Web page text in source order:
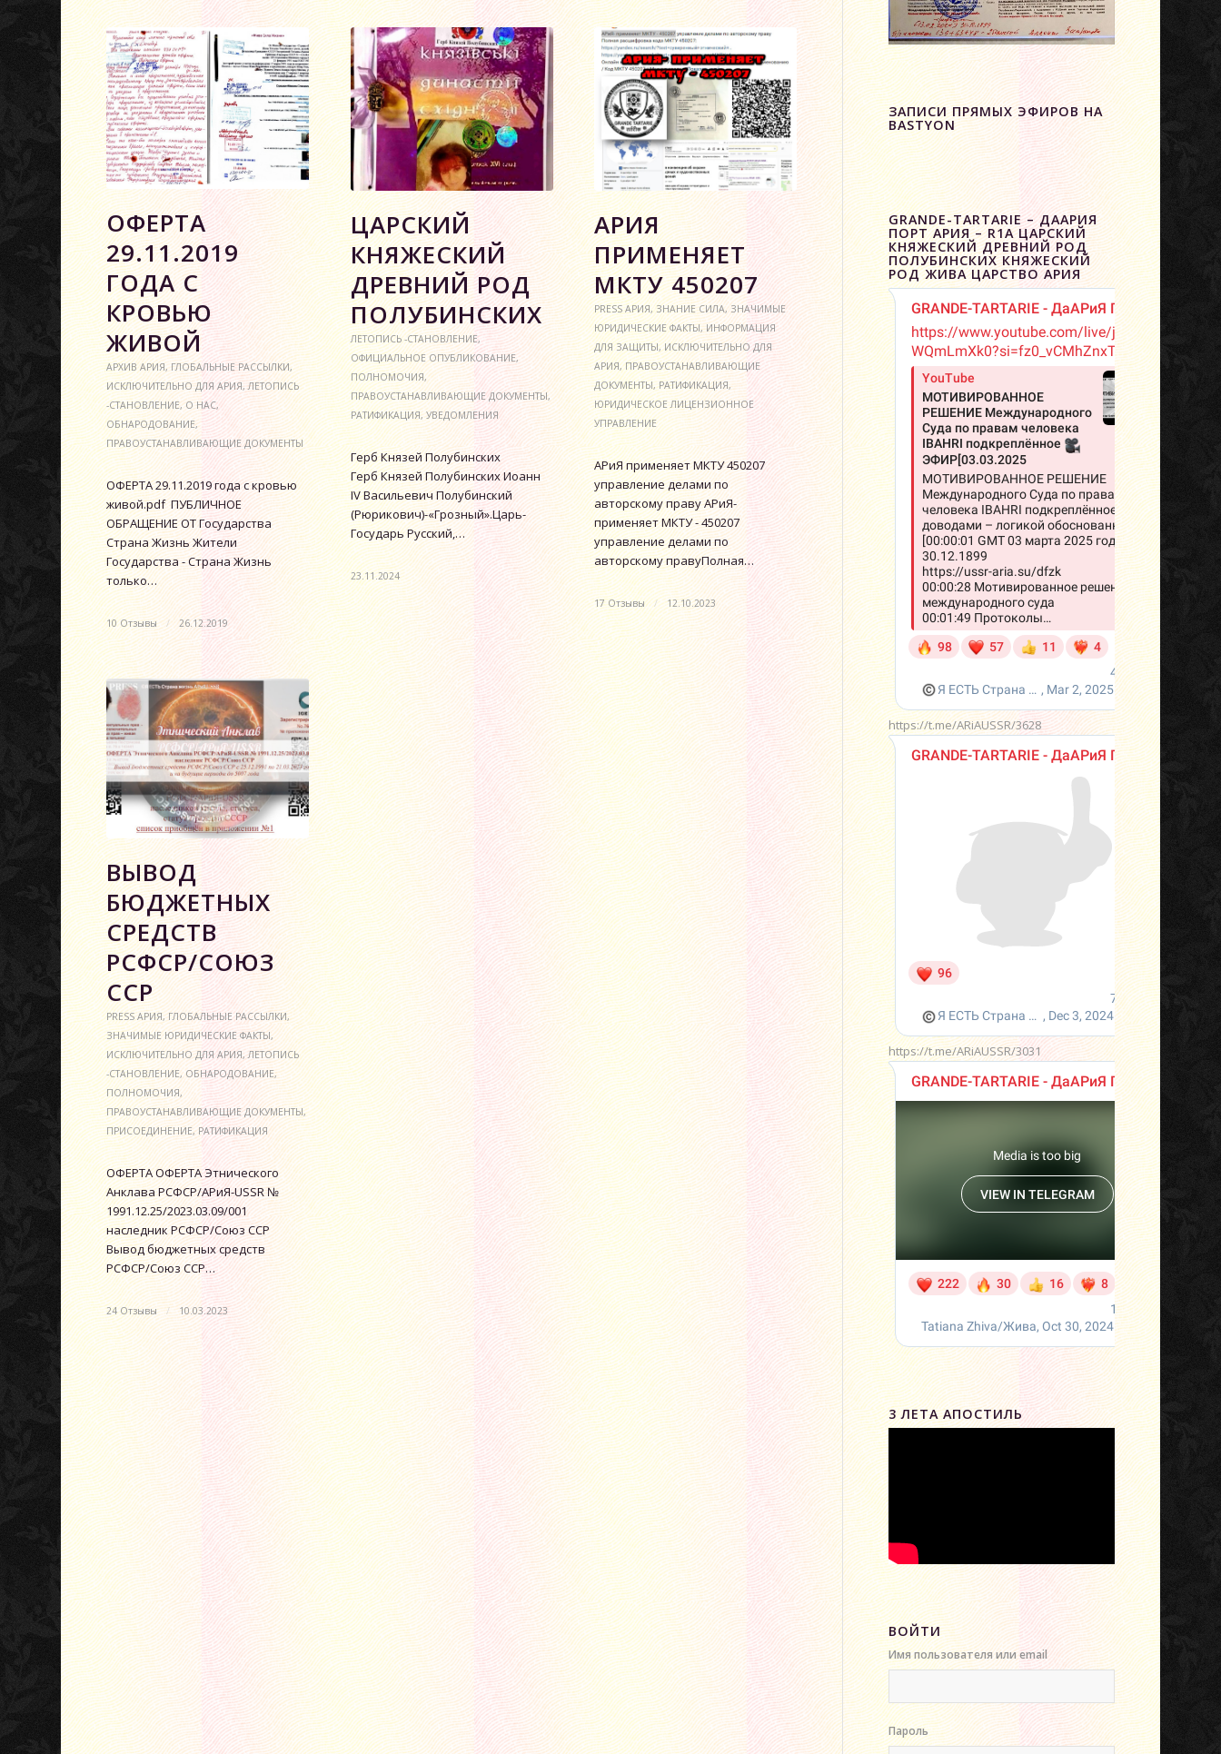
ОФЕРТА
29.11.2019
ГОДА С
КРОВЬЮ
ЖИВОЙ
АРХИВ АРИЯ,ГЛОБАЛЬНЫЕ РАССЫЛКИ,
ИСКЛЮЧИТЕЛЬНО ДЛЯ АРИЯ,ЛЕТОПИСЬ
-СТАНОВЛЕНИЕ,О НАС,
ОБНАРОДОВАНИЕ,
ПРАВОУСТАНАВЛИВАЮЩИЕ ДОКУМЕНТЫ
ОФЕРТА 29.11.2019 года с кровью
живой.pdf ПУБЛИЧНОЕ
ОБРАЩЕНИЕ ОТ Государства
Страна Жизнь Жители
Государства - Страна Жизнь
только…
10 Отзывы / 26.12.2019
ЦАРСКИЙ
КНЯЖЕСКИЙ
ДРЕВНИЙ РОД
ПОЛУБИНСКИХ
ЛЕТОПИСЬ -СТАНОВЛЕНИЕ,
ОФИЦИАЛЬНОЕ ОПУБЛИКОВАНИЕ,
ПОЛНОМОЧИЯ,
ПРАВОУСТАНАВЛИВАЮЩИЕ ДОКУМЕНТЫ,
РАТИФИКАЦИЯ,УВЕДОМЛЕНИЯ
Герб Князей Полубинских
Герб Князей Полубинских Иоанн
IV Васильевич Полубинский
(Рюрикович)-«Грозный».Царь-
Государь Русский,…
23.11.2024
АРИЯ
ПРИМЕНЯЕТ
МКТУ 450207
PRESS АРИЯ,ЗНАНИЕ СИЛА,ЗНАЧИМЫЕ
ЮРИДИЧЕСКИЕ ФАКТЫ,ИНФОРМАЦИЯ
ДЛЯ ЗАЩИТЫ,ИСКЛЮЧИТЕЛЬНО ДЛЯ
АРИЯ,ПРАВОУСТАНАВЛИВАЮЩИЕ
ДОКУМЕНТЫ,РАТИФИКАЦИЯ,
ЮРИДИЧЕСКОЕ ЛИЦЕНЗИОННОЕ
УПРАВЛЕНИЕ
АРиЯ применяет МКТУ 450207
управление делами по
авторскому праву АРиЯ-
применяет МКТУ - 450207
управление делами по
авторскому правуПолная…
17 Отзывы / 12.10.2023
ВЫВОД
БЮДЖЕТНЫХ
СРЕДСТВ
РСФСР/СОЮЗ
ССР
PRESS АРИЯ,ГЛОБАЛЬНЫЕ РАССЫЛКИ,
ЗНАЧИМЫЕ ЮРИДИЧЕСКИЕ ФАКТЫ,
ИСКЛЮЧИТЕЛЬНО ДЛЯ АРИЯ,ЛЕТОПИСЬ
-СТАНОВЛЕНИЕ,ОБНАРОДОВАНИЕ,
ПОЛНОМОЧИЯ,
ПРАВОУСТАНАВЛИВАЮЩИЕ ДОКУМЕНТЫ,
ПРИСОЕДИНЕНИЕ,РАТИФИКАЦИЯ
ОФЕРТА ОФЕРТА Этнического
Анклава РСФСР/АРиЯ-USSR №
1991.12.25/2023.03.09/001
наследник РСФСР/Союз ССР
Вывод бюджетных средств
РСФСР/Союз ССР…
24 Отзывы / 10.03.2023
ЗАПИСИ ПРЯМЫХ ЭФИРОВ НА
BASTYON
GRANDE-TARTARIE – ДААРИЯ
ПОРТ АРИЯ – R1A ЦАРСКИЙ
КНЯЖЕСКИЙ ДРЕВНИЙ РОД
ПОЛУБИНСКИХ КНЯЖЕСКИЙ
РОД ЖИВА ЦАРСТВО АРИЯ
https://t.me/ARiAUSSR/3628
https://t.me/ARiAUSSR/3031
3 ЛЕТА АПОСТИЛЬ
ВОЙТИ
Имя пользователя или email
Пароль